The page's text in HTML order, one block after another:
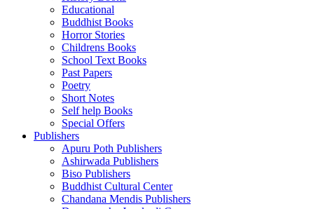
Educational
Buddhist Books
Horror Stories
Childrens Books
School Text Books
Past Papers
Poetry
Short Notes
Self help Books
Special Offers
Publishers
Apuru Poth Publishers
Ashirwada Publishers
Biso Publishers
Buddhist Cultural Center
Chandana Mendis Publishers